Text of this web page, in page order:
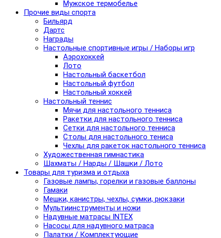
Мужское термобелье
Прочие виды спорта
Бильярд
Дартс
Награды
Настольные спортивные игры / Наборы игр
Аэрохоккей
Лото
Настольный баскетбол
Настольный футбол
Настольный хоккей
Настольный теннис
Мячи для настольного тенниса
Ракетки для настольного тенниса
Сетки для настольного тенниса
Столы для настольного тениса
Чехлы для ракеток настольного тенниса
Художественная гимнастика
Шахматы / Нарды / Шашки / Лото
Товары для туризма и отдыха
Газовые лампы, горелки и газовые баллоны
Гамаки
Мешки, канистры, чехлы, сумки, рюкзаки
Мультиинструменты и ножи
Надувные матрасы INTEX
Насосы для надувного матраса
Палатки / Комплектующие